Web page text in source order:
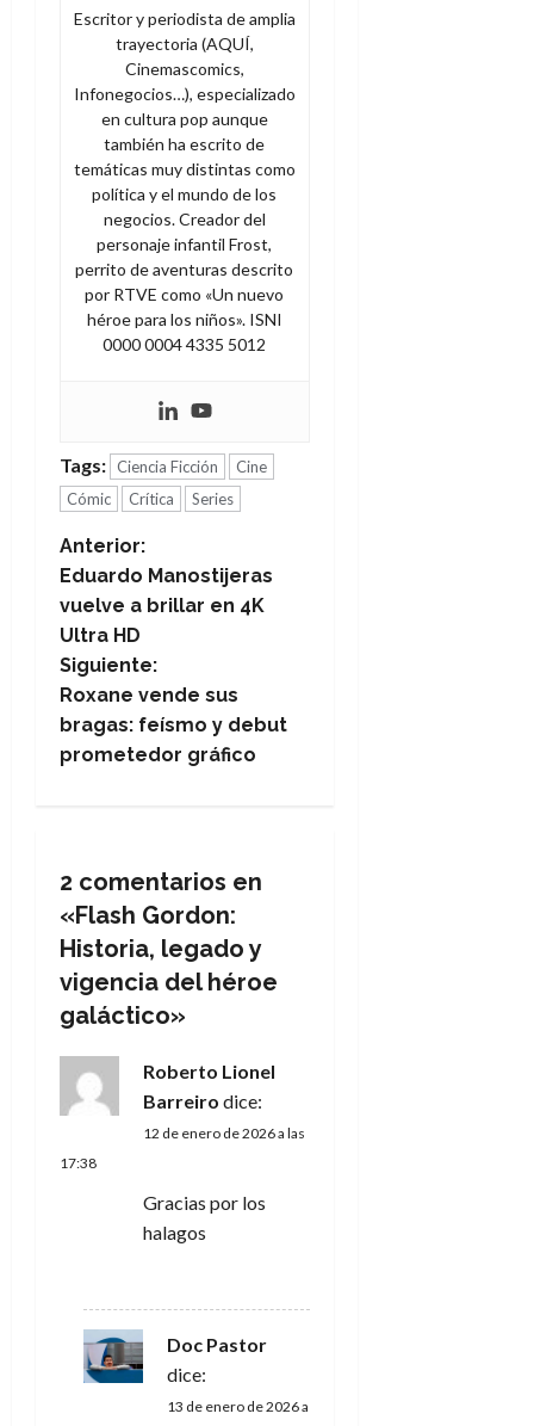
Escritor y periodista de amplia
trayectoria (AQUÍ,
Cinemascomics,
Infonegocios…), especializado
en cultura pop aunque
también ha escrito de
temáticas muy distintas como
política y el mundo de los
negocios. Creador del
personaje infantil Frost,
perrito de aventuras descrito
por RTVE como «Un nuevo
héroe para los niños». ISNI
0000 0004 4335 5012
Tags: Ciencia Ficción
Cine
Cómic
Crítica Series
N
a
v
e
g
i
ó
n
d
e
e
Anterior:
Eduardo Manostijeras
vuelve a brillar en 4K
Ultra HD
Siguiente:
Roxane vende sus
bragas: feísmo y debut
prometedor gráfico
2 comentarios en
«Flash Gordon:
Historia, legado y
vigencia del héroe
galáctico»
Roberto Lionel
Barreiro dice:
12 de enero de 2026 a las
17:38
Gracias por los
halagos
Doc Pastor
dice:
13 de enero de 2026 a